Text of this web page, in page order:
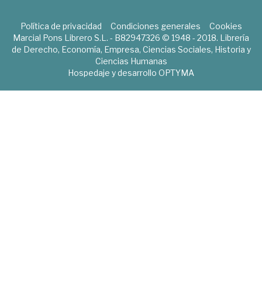
Política de privacidad Condiciones generales
Cookies
Marcial Pons Librero S.L. - B82947326 © 1948 - 2018. Librería
de Derecho, Economía, Empresa, Ciencias Sociales, Historia y
Ciencias Humanas
Hospedaje y desarrollo OPTYMA